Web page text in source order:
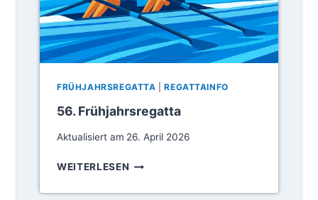
C
H
A
F
N
FRÜHJAHRSREGATTA |REGATTAINFO
56. Frühjahrsregatta
Aktualisiert am 26. April 2026
WEITERLESEN 5
.